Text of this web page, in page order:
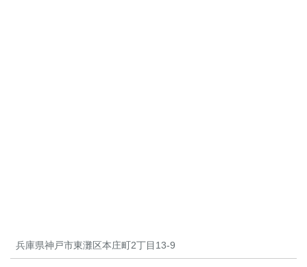
兵庫県神戸市東灘区本庄町2丁目13-9